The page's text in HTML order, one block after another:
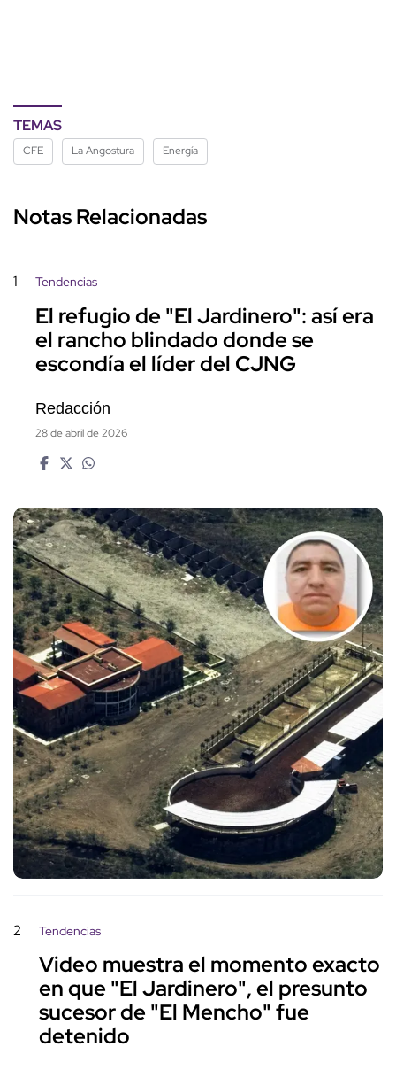
TEMAS
CFE La Angostura Energía
Notas Relacionadas
1 Tendencias
El refugio de "El Jardinero": así era
el rancho blindado donde se
escondía el líder del CJNG
Redacción
28 de abril de 2026
2 Tendencias
Video muestra el momento exacto
en que "El Jardinero", el presunto
sucesor de "El Mencho" fue
detenido